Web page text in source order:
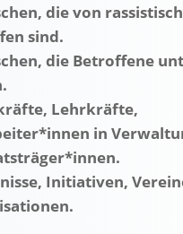
die von
sind.
die Betroffene
Lehrkräfte,
in
Initiativen,